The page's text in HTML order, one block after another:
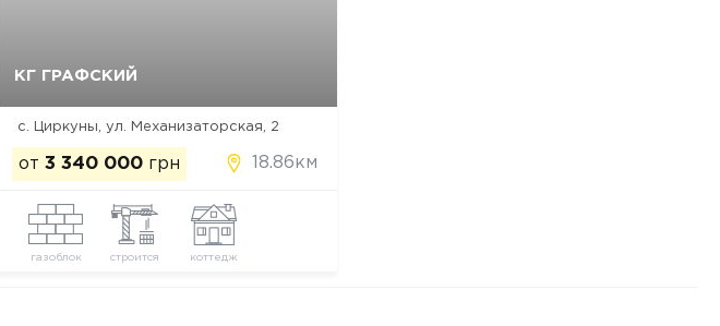
КГ ГРАФСКИЙ
с. Циркуны, ул. Механизаторская, 2
от 3 340 000 грн 18.86км
газоблок строится коттедж
Да, удалить